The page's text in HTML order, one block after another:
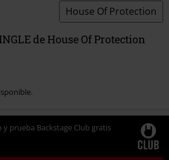
House Of Protection
de House Of Protection
prueba Backstage Club gratis